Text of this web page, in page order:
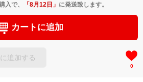
入で、 「8月12日 」 に発送致します。
カートに追加
追加する
0